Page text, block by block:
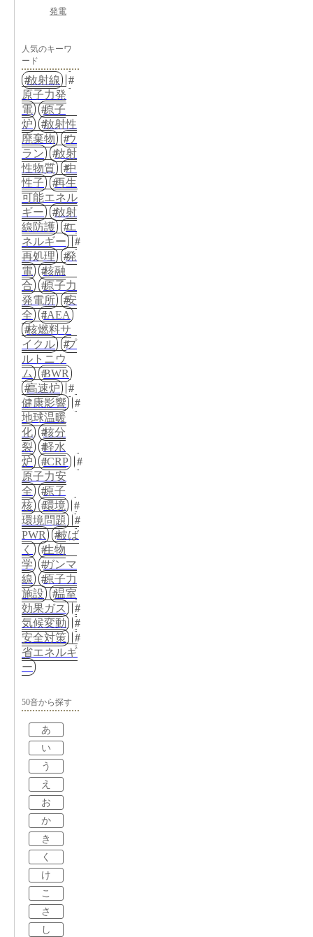
発電
人気のキーワ
ード
放射線
原子力発
電
原子
炉
放射性
廃棄物
ウ
ラン
放射
性物質
中
性子
再生
可能エネル
ギー
放射
線防護
エ
ネルギー
再処理
発
電
核融
合
原子力
発電所
安
全
IAEA
核燃料サ
イクル
プ
ルトニウ
ム
BWR
高速炉
健康影響
地球温暖
化
核分
裂
軽水
炉
ICRP
原子力安
全
原子
核
環境
環境問題
PWR
被ば
く
生物
学
ガンマ
線
原子力
施設
温室
効果ガス
気候変動
安全対策
省エネルギ
ー
50音から探す
あ
い
う
え
お
か
き
く
け
こ
さ
し